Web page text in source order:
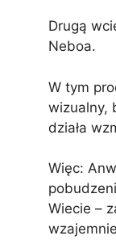
Drugą
Neboa.
W tym
wizualny,
działa
Więc:
Wiecie –